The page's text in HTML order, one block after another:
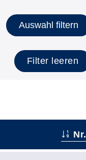
Auswahl filtern
Filter leeren
Nr.